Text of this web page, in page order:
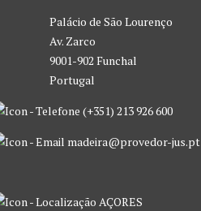
Palácio de São Lourenço
Av. Zarco
9001-902 Funchal
Portugal
(+351) 213 926 600
madeira@provedor-jus.pt
AÇORES